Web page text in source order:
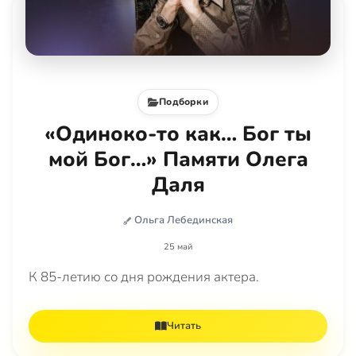
Подборки
«Одиноко-то как… Бог ты
мой Бог…» Памяти Олега
Даля
Ольга Лебединская
25 май
К 85-летию со дня рождения актера.
Читать